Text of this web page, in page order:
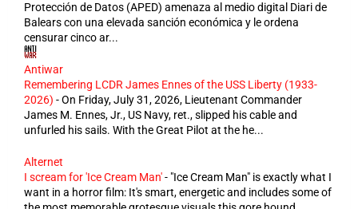
Protección de Datos (APED) amenaza al medio digital Diari de
Balears con una elevada sanción económica y le ordena
censurar cinco ar...
Antiwar
Remembering LCDR James Ennes of the USS Liberty (1933-
2026) -On Friday, July 31, 2026, Lieutenant Commander
James M. Ennes, Jr., US Navy, ret., slipped his cable and
unfurled his sails. With the Great Pilot at the he...
Alternet
I scream for 'Ice Cream Man'- "Ice Cream Man" is exactly what I
want in a horror film: It's smart, energetic and includes some of